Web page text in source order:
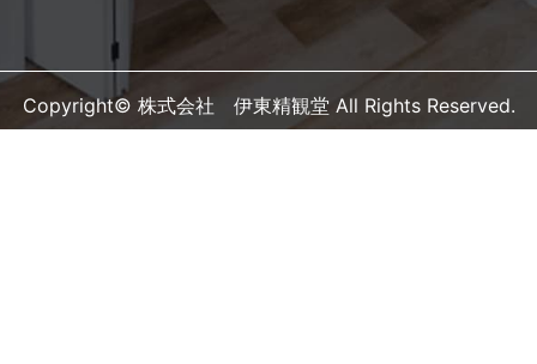
Copyright© 株式会社 伊東精観堂 All Rights Reserved.